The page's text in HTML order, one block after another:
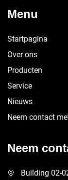
Menu
Startpagina
Over ons
Producten
Service
Nieuws
Neem contact
Neem
Building 02-